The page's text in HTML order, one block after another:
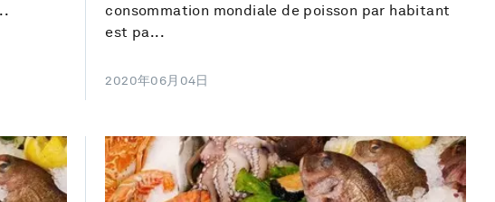
consommation mondiale de poisson par habitant
est pa...
2020年06月04日